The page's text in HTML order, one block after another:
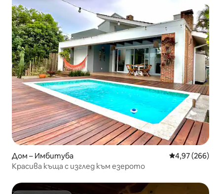
Дом – Имбитуба Средна
4,97 (266)
Красива къща с изглед към езерото